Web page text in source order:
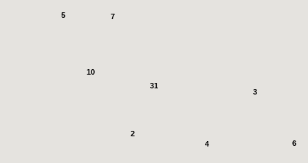
31
10
4
5 7
6
2
3